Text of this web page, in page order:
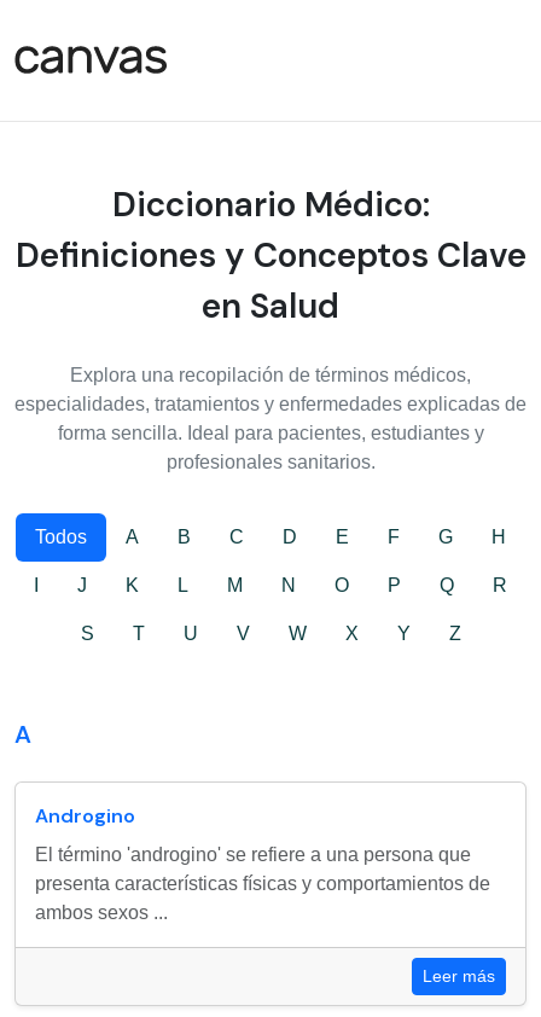
Diccionario Médico:
Definiciones y Conceptos Clave
en Salud
Explora una recopilación de términos médicos,
especialidades, tratamientos y enfermedades explicadas de
forma sencilla. Ideal para pacientes, estudiantes y
profesionales sanitarios.
Todos A B C D E F G H
J K L M N O P Q R
S T U V W X Y Z
A
Androgino
El término 'androgino' se refiere a una persona que
presenta características físicas y comportamientos de
ambos sexos ...
Leer más